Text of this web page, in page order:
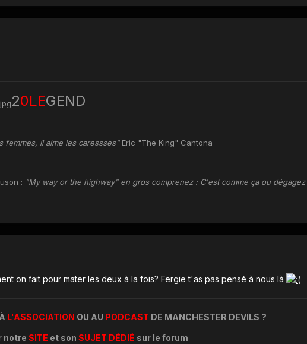
20LEGEND
femmes, il aime les caressses"Eric "The King" Cantona
: "My way or the highway" en gros comprenez : C'est comme ça ou dégagez
on fait pour mater les deux à la fois? Fergie t'as pas pensé à nous là
L'ASSOCIATION OU AU PODCAST DE MANCHESTER DEVILS ?
notre SITE et son SUJET DÉDIÉ sur le forum